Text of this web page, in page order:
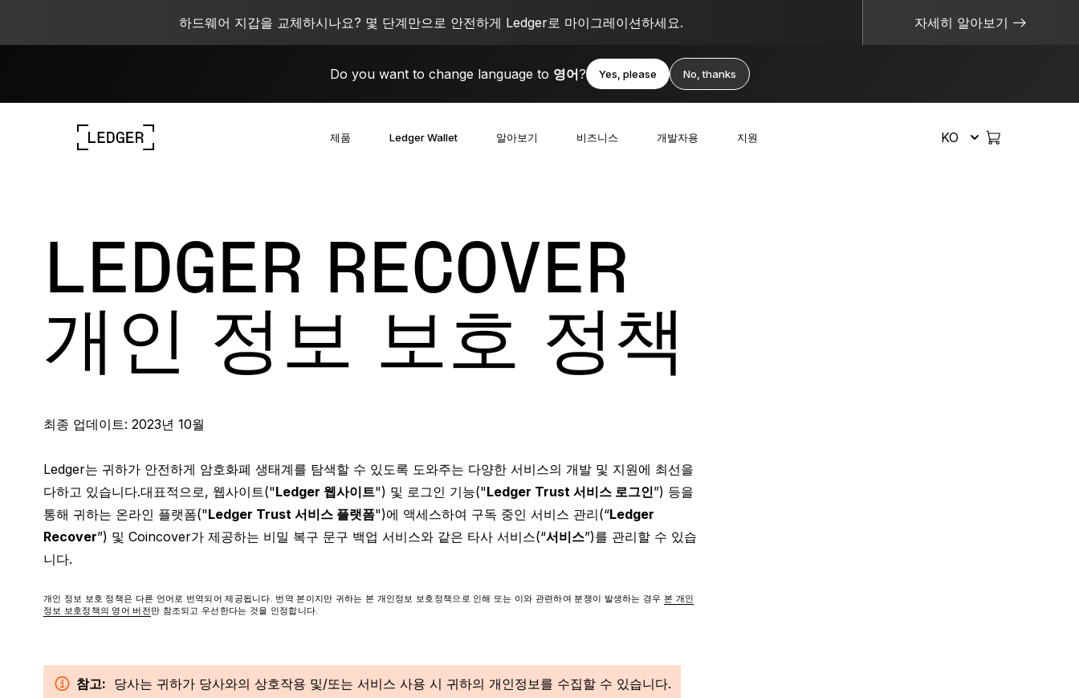
하드웨어 지갑을 교체하시나요? 몇 단계만으로 안전하게 Ledger로 마이그레이션하세요. 자세히 알아보기
Do you want to change language to 영어? Yes, please No, thanks
제품 Ledger Wallet
Web3 게이트웨이
용자, 안전한 실행은 사이너
알아보기
에 대해 알아보세요
비즈니스
산 플랫폼
개발자용 지원
장치 살펴보기
Ledger Stax
Ledger Nano클래식
모두 보기
KO
LEDGER RECOVER
개인 정보 보호 정책
최종 업데이트: 2023년 10월
Ledger는 귀하가 안전하게 암호화폐 생태계를 탐색할 수 있도록 도와주는 다양한 서비스의 개발 및 지원에 최선을
다하고 있습니다.대표적으로, 웹사이트("Ledger 웹사이트") 및 로그인 기능("Ledger Trust 서비스 로그인”) 등을
통해 귀하는 온라인 플랫폼("Ledger Trust 서비스 플랫폼")에 액세스하여 구독 중인 서비스 관리(“Ledger
Recover”) 및 Coincover가 제공하는 비밀 복구 문구 백업 서비스와 같은 타사 서비스(“서비스”)를 관리할 수 있습
니다.
개인 정보 보호 정책은 다른 언어로 번역되어 제공됩니다. 번역 본이지만 귀하는 본 개인정보 보호정책으로 인해 또는 이와 관련하여 분쟁이 발생하는 경우 본 개인
정보 보호정책의 영어 버전만 참조되고 우선한다는 것을 인정합니다.
참고: 당사는 귀하가 당사와의 상호작용 및/또는 서비스 사용 시 귀하의 개인정보를 수집할 수 있습니다.